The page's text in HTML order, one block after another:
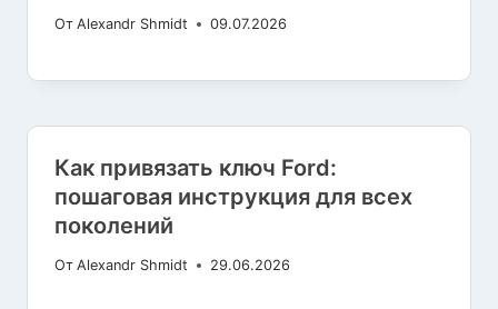
От Alexandr Shmidt 09.07.2026
Как привязать ключ Ford:
пошаговая инструкция для всех
поколений
От Alexandr Shmidt 29.06.2026